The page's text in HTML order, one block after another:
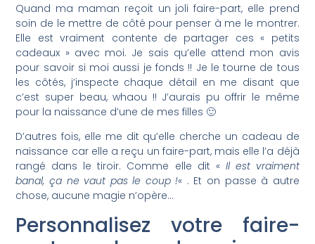
Quand ma maman reçoit un joli faire-part, elle prend
soin de le mettre de côté pour penser à me le montrer.
Elle est vraiment contente de partager ces « petits
cadeaux » avec moi. Je sais qu’elle attend mon avis
pour savoir si moi aussi je fonds !! Je le tourne de tous
les côtés, j’inspecte chaque détail en me disant que
c’est super beau, whaou !! J’aurais pu offrir le même
pour la naissance d’une de mes filles 🙂
D’autres fois, elle me dit qu’elle cherche un cadeau de
naissance car elle a reçu un faire-part, mais elle l’a déjà
rangé dans le tiroir. Comme elle dit « Il est vraiment
banal, ça ne vaut pas le coup !« . Et on passe à autre
chose, aucune magie n’opère…
Personnalisez votre faire-